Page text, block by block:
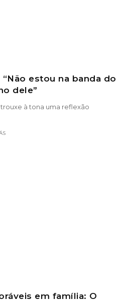
estou na banda do
dele”
à tona uma reflexão
em família: O